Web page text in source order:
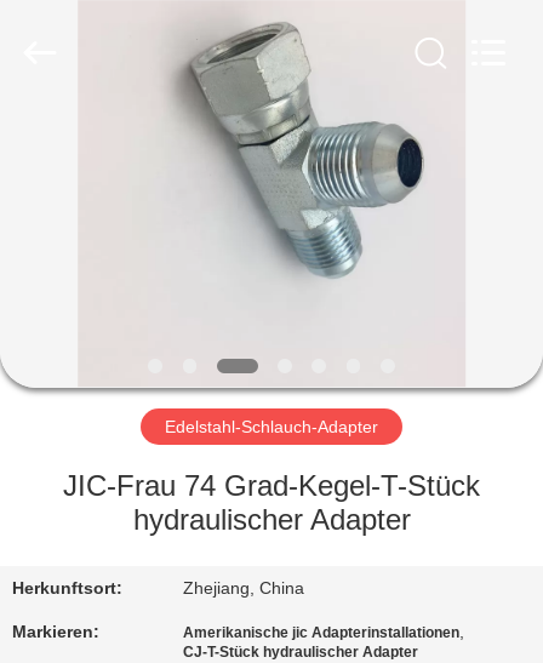
FABRIK-
AUSFLUG
QUALITÄTSKONTROLLE
TRETEN
SIE
Edelstahl-Schlauch-Adapter
JIC-Frau 74 Grad-Kegel-T-Stück
hydraulischer Adapter
Herkunftsort: Zhejiang, China
Markieren: Amerikanische jic Adapterinstallationen,
CJ-T-Stück hydraulischer Adapter